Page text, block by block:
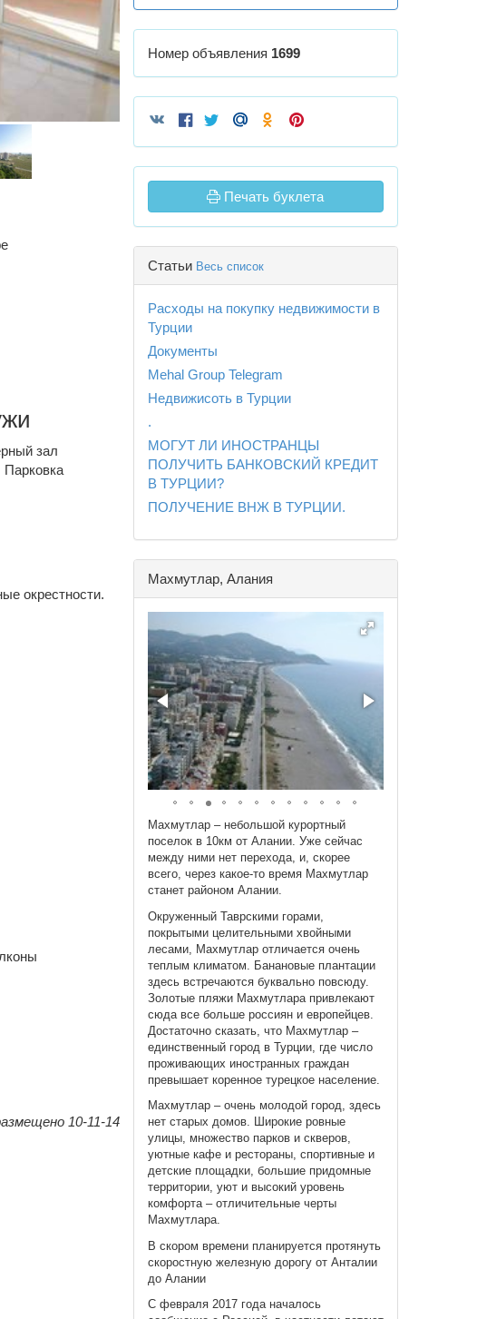
зал
Парковка
окрестности.
10-11-14
Номер объявления 1699
Печать буклета
Статьи Весь список
Расходы на покупку недвижимости в
Турции
Документы
Mehal Group Telegram
Недвижисоть в Турции
.
МОГУТ ЛИ ИНОСТРАНЦЫ
ПОЛУЧИТЬ БАНКОВСКИЙ КРЕДИТ
В ТУРЦИИ?
ПОЛУЧЕНИЕ ВНЖ В ТУРЦИИ.
Махмутлар, Алания
Махмутлар – небольшой курортный
поселок в 10км от Алании. Уже сейчас
между ними нет перехода, и, скорее
всего, через какое-то время Махмутлар
станет районом Алании.
Окруженный Таврскими горами,
покрытыми целительными хвойными
лесами, Махмутлар отличается очень
теплым климатом. Банановые плантации
здесь встречаются буквально повсюду.
Золотые пляжи Махмутлара привлекают
сюда все больше россиян и европейцев.
Достаточно сказать, что Махмутлар –
единственный город в Турции, где число
проживающих иностранных граждан
превышает коренное турецкое население.
Махмутлар – очень молодой город, здесь
нет старых домов. Широкие ровные
улицы, множество парков и скверов,
уютные кафе и рестораны, спортивные и
детские площадки, большие придомные
территории, уют и высокий уровень
комфорта – отличительные черты
Махмутлара.
В скором времени планируется протянуть
скоростную железную дорогу от Анталии
до Алании
С февраля 2017 года началось